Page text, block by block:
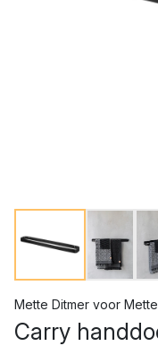
Mette Ditmer voor
Carry